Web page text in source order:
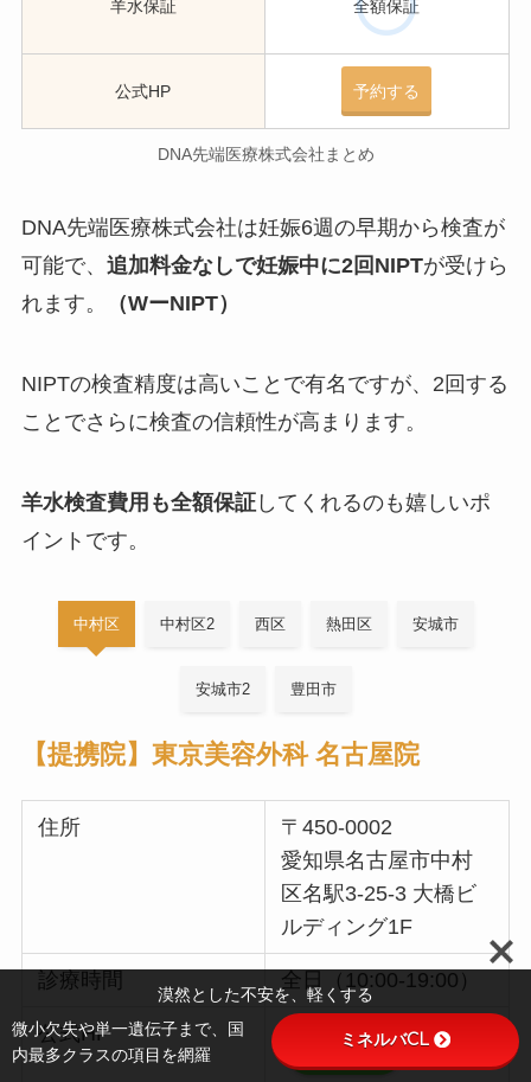
羊水保証 全額保証
公式HP 予約する
DNA先端医療株式会社まとめ
DNA先端医療株式会社は妊娠6週の早期から検査が
可能で、 追加料金なしで妊娠中に2回NIPTが受けら
れます。
（WーNIPT）
NIPTの検査精度は高いことで有名ですが、2回する
ことでさらに検査の信頼性が高まります。
羊水検査費用も全額保証してくれるのも嬉しいポ
イントです。
中村区 中村区2 西区 熱田区 安城市
安城市2 豊田市
【提携院】東京美容外科 名古屋院
住所
〒450-0002
愛知県名古屋市中村
区名駅3-25-3 大橋ビ
ルディング1F
診療時間 全日（10:00-19:00）
公式HP
予約する
漠然とした不安を、軽くする
微小欠失や単一遺伝子まで、国
内最多クラスの項目を網羅
ミネルバCL